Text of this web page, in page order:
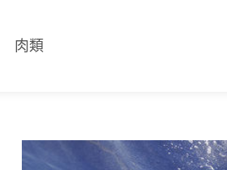
肉類